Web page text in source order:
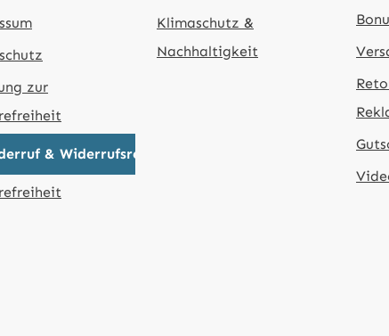
zur
& Widerrufsrecht
Klimaschutz &
Nachhaltigkeit